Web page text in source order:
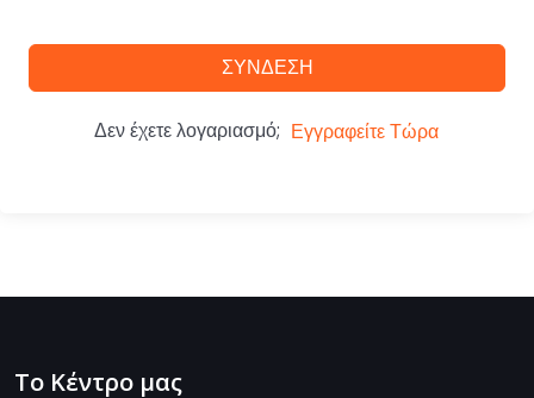
ΣΎΝΔΕΣΗ
Δεν έχετε λογαριασμό; Εγγραφείτε Τώρα
Το Κέντρο μας